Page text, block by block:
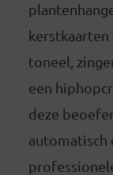
kerstkaarten
toneel,
een
deze
automatisch